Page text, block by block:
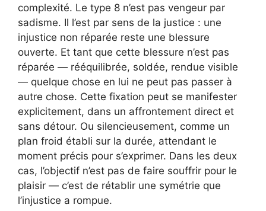
complexité. Le type 8 n’est pas vengeur par
sadisme. Il l’est par sens de la justice : une
injustice non réparée reste une blessure
ouverte. Et tant que cette blessure n’est pas
réparée — rééquilibrée, soldée, rendue visible
— quelque chose en lui ne peut pas passer à
autre chose. Cette fixation peut se manifester
explicitement, dans un affrontement direct et
sans détour. Ou silencieusement, comme un
plan froid établi sur la durée, attendant le
moment précis pour s’exprimer. Dans les deux
cas, l’objectif n’est pas de faire souffrir pour le
plaisir — c’est de rétablir une symétrie que
l’injustice a rompue.